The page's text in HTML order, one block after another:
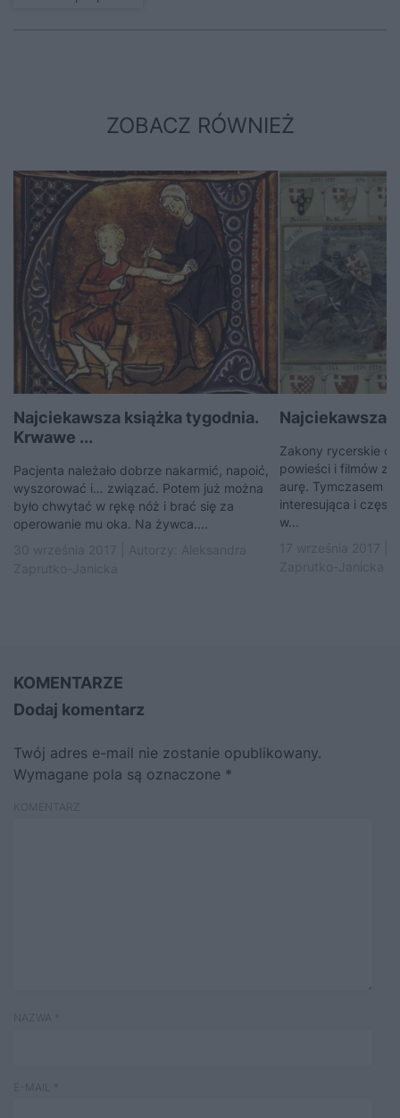
ZOBACZ RÓWNIEŻ
Najciekawsza książka tygodnia.
Krwawe ...
Pacjenta należało dobrze nakarmić, napoić,
wyszorować i… związać. Potem już można
było chwytać w rękę nóż i brać się za
operowanie mu oka. Na żywca....
Najciekawsza
Zakony rycerskie
powieści i filmów
aurę. Tymczasem
interesująca i
w...
KOMENTARZE
Dodaj komentarz
Twój adres e-mail nie zostanie opublikowany.
Wymagane pola są oznaczone *